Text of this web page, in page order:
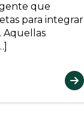
que
para integrar
Aquellas